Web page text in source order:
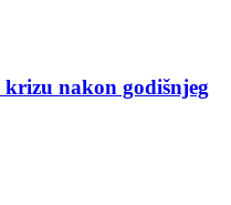
nakon godišnjeg